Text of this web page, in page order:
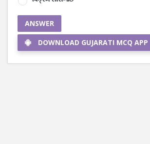
ANSWER
DOWNLOAD GUJARATI MCQ APP